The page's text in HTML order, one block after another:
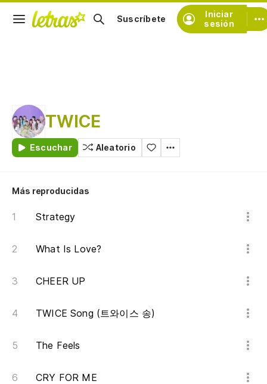
Iniciar
sesión
Suscríbete
TWICE
Escuchar Aleatorio
Más reproducidas
Strategy
What Is Love?
CHEER UP
TWICE Song (트와이스 송)
The Feels
CRY FOR ME